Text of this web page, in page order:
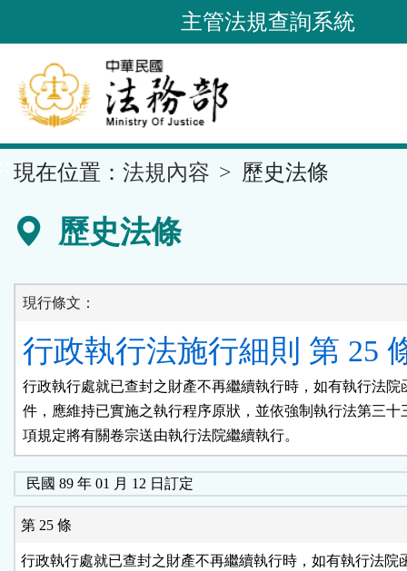
到
要
內
容
區
主管法規查詢系統
現在位置： 法規內容 歷史法條
歷史法條
現行條文：
行政執行法施行細則 第 25
行政執行處就已查封之財產不再繼續執行時，如有執行法院
件，應維持已實施之執行程序原狀，並依強制執行法第三十
項規定將有關卷宗送由執行法院繼續執行。
民國 89 年 01 月 12 日訂定
第 25 條
行政執行處就已查封之財產不再繼續執行時，如有執行法院